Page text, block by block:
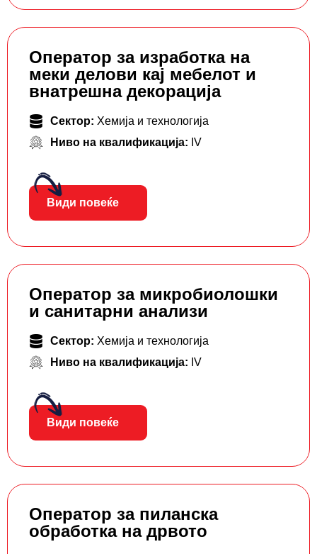
Оператор за изработка на
меки делови кај мебелот и
внатрешна декорација
Сектор: Хемија и технологија
Ниво на квалификација: IV
Види повеќе
Оператор за микробиолошки
и санитарни анализи
Сектор: Хемија и технологија
Ниво на квалификација: IV
Види повеќе
Оператор за пиланска
обработка на дрвото